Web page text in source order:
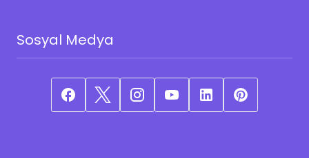
Sosyal Medya